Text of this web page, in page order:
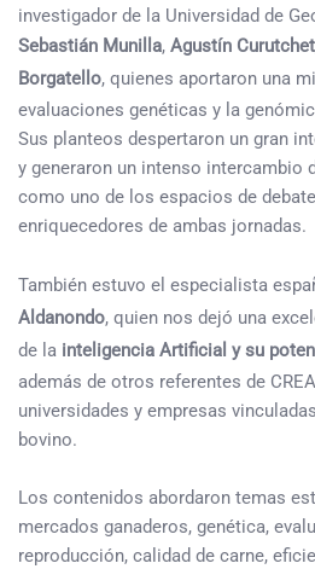
investigador de la Universidad de
Sebastián Munilla, Agustín Curutchet
Borgatello, quienes aportaron una
evaluaciones genéticas y la
Sus planteos despertaron un gran
y generaron un intenso intercambio
como uno de los espacios de
enriquecedores de ambas jornadas.
También estuvo el especialista
Aldanondo, quien nos dejó una
de la inteligencia Artificial y su
además de otros referentes de
universidades y empresas
bovino.
Los contenidos abordaron temas
mercados ganaderos, genética,
reproducción, calidad de carne,